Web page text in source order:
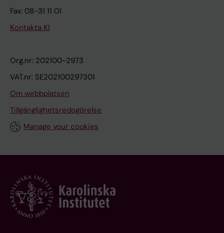
Fax: 08-31 11 01
Kontakta KI
Org.nr: 202100-2973
VAT.nr: SE202100297301
Om webbplatsen
Tillgänglighetsredogörelse
Manage your cookies